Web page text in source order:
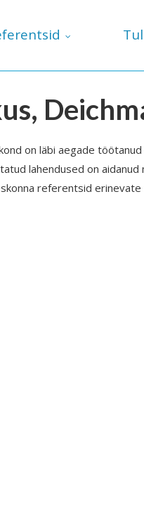
on läbi aegade
lahendused on
referentsid erinevate